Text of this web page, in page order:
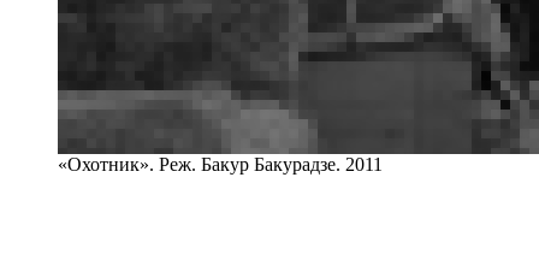
«Охотник». Реж. Бакур Бакурадзе. 2011